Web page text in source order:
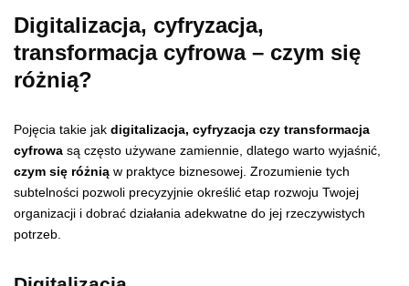
Digitalizacja, cyfryzacja,
transformacja cyfrowa – czym się
różnią?
Pojęcia takie jak digitalizacja, cyfryzacja czy transformacja
cyfrowa są często używane zamiennie, dlatego warto wyjaśnić,
czym się różnią w praktyce biznesowej. Zrozumienie tych
subtelności pozwoli precyzyjnie określić etap rozwoju Twojej
organizacji i dobrać działania adekwatne do jej rzeczywistych
potrzeb.